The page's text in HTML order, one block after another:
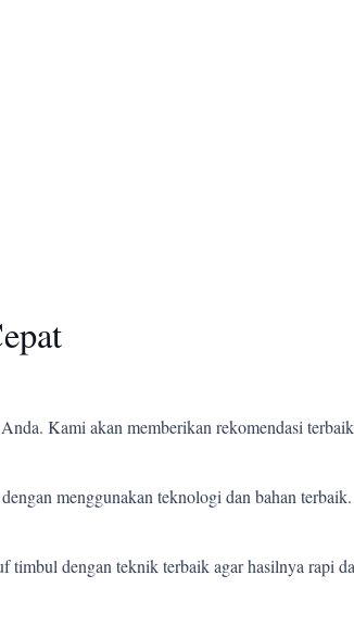
Kami akan memberikan rekomendasi
menggunakan teknologi dan bahan terbaik.
dengan teknik terbaik agar hasilnya rapi